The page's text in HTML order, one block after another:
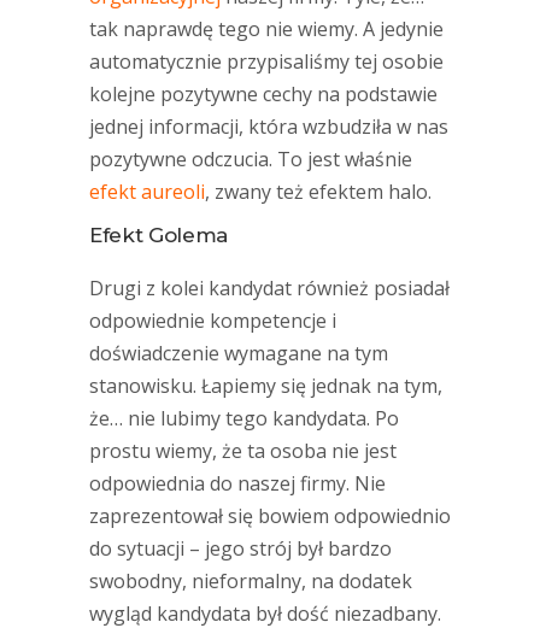
tak naprawdę tego nie wiemy. A jedynie
automatycznie przypisaliśmy tej osobie
kolejne pozytywne cechy na podstawie
jednej informacji, która wzbudziła w nas
pozytywne odczucia. To jest właśnie
efekt aureoli, zwany też efektem halo.
Efekt Golema
Drugi z kolei kandydat również posiadał
odpowiednie kompetencje i
doświadczenie wymagane na tym
stanowisku. Łapiemy się jednak na tym,
że… nie lubimy tego kandydata. Po
prostu wiemy, że ta osoba nie jest
odpowiednia do naszej firmy. Nie
zaprezentował się bowiem odpowiednio
do sytuacji – jego strój był bardzo
swobodny, nieformalny, na dodatek
wygląd kandydata był dość niezadbany.